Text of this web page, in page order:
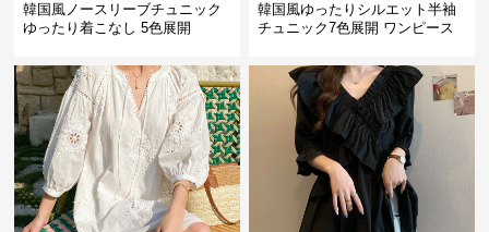
韓国風ノースリーブチュニック
ゆったり着こなし 5色展開
韓国風ゆったりシルエット半袖
チュニック7色展開 ワンピース